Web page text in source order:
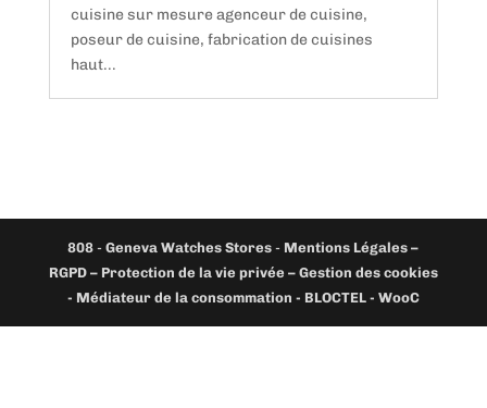
cuisine sur mesure agenceur de cuisine,
poseur de cuisine, fabrication de cuisines
haut...
808 -Geneva Watches Stores - Mentions Légales –
RGPD – Protection de la vie privée – Gestion des cookies
- Médiateur de la consommation - BLOCTEL - WooC